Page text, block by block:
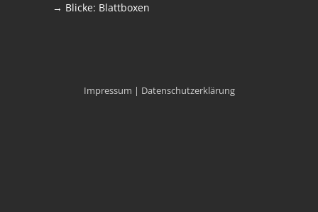
→ Blicke: Blattboxen
Impressum | Datenschutzerklärung